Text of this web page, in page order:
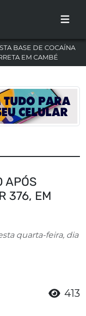
BASE DE COCAÍNA
EM CAMBÉ
APÓS
376, EM
quarta-feira, dia
413